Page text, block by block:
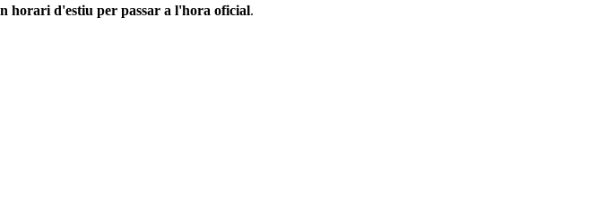
horari d'estiu per passar a l'hora oficial.